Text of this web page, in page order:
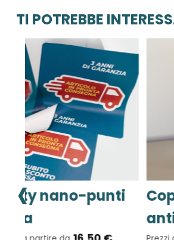
TI POTREBBE
Adesivi prespaziati
da stampare
‹